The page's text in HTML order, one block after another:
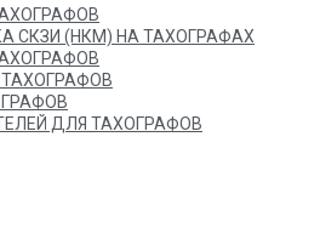
СКЗИ (НКМ) НА ТАХОГРАФАХ
ДЛЯ ТАХОГРАФОВ